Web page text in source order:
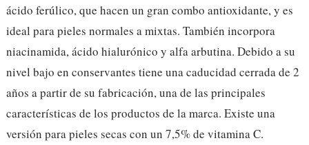
ácido ferúlico, que hacen un gran combo antioxidante, y es
ideal para pieles normales a mixtas. También incorpora
niacinamida, ácido hialurónico y alfa arbutina. Debido a su
nivel bajo en conservantes tiene una caducidad cerrada de 2
años a partir de su fabricación, una de las principales
características de los productos de la marca. Existe una
versión para pieles secas con un 7,5% de vitamina C.